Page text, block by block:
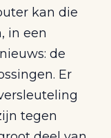
kan die
in een
de
Er
tegen